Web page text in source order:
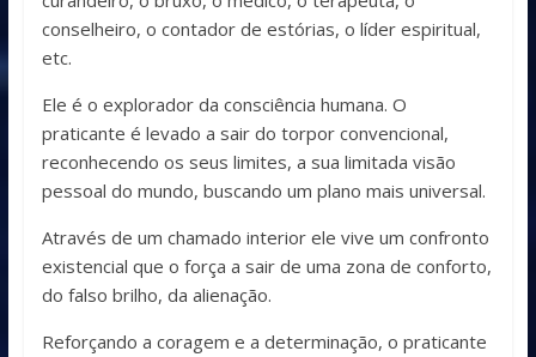
conselheiro, o contador de estórias, o líder espiritual,
etc.
Ele é o explorador da consciência humana. O
praticante é levado a sair do torpor convencional,
reconhecendo os seus limites, a sua limitada visão
pessoal do mundo, buscando um plano mais universal.
Através de um chamado interior ele vive um confronto
existencial que o força a sair de uma zona de conforto,
do falso brilho, da alienação.
Reforçando a coragem e a determinação, o praticante